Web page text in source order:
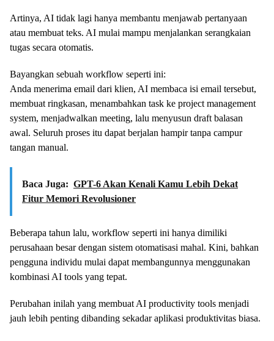
Artinya, AI tidak lagi hanya membantu menjawab pertanyaan
atau membuat teks. AI mulai mampu menjalankan serangkaian
tugas secara otomatis.
Bayangkan sebuah workflow seperti ini:
Anda menerima email dari klien, AI membaca isi email tersebut,
membuat ringkasan, menambahkan task ke project management
system, menjadwalkan meeting, lalu menyusun draft balasan
awal. Seluruh proses itu dapat berjalan hampir tanpa campur
tangan manual.
Baca Juga: GPT-6 Akan Kenali Kamu Lebih Dekat
Fitur Memori Revolusioner
Beberapa tahun lalu, workflow seperti ini hanya dimiliki
perusahaan besar dengan sistem otomatisasi mahal. Kini, bahkan
pengguna individu mulai dapat membangunnya menggunakan
kombinasi AI tools yang tepat.
Perubahan inilah yang membuat AI productivity tools menjadi
jauh lebih penting dibanding sekadar aplikasi produktivitas biasa.